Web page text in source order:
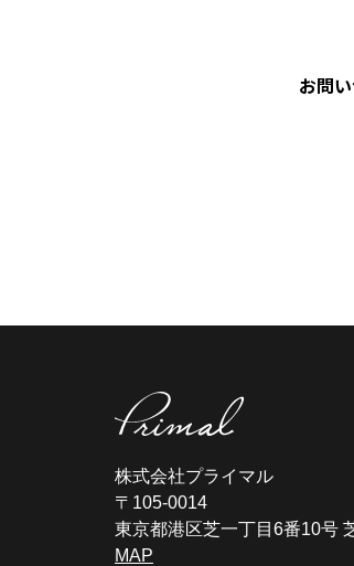
お問
株式会社プライマル
〒105-0014
東京都港区芝一丁目6番10号
MAP